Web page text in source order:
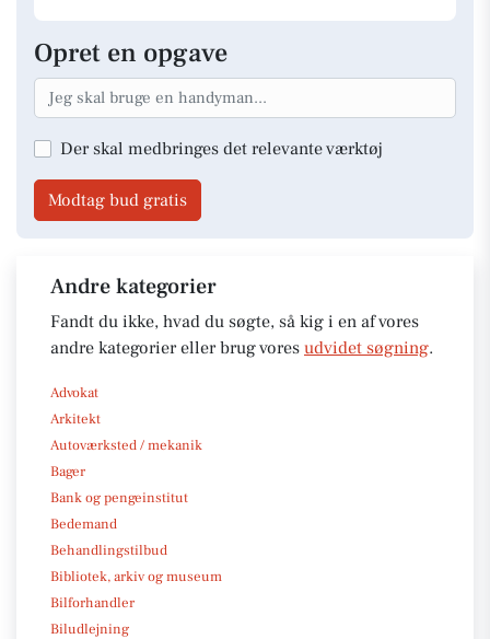
Opret en opgave
Der skal medbringes det relevante værktøj
Modtag bud gratis
Andre kategorier
Fandt du ikke, hvad du søgte, så kig i en af vores
andre kategorier eller brug vores udvidet søgning.
Advokat
Arkitekt
Autoværksted / mekanik
Bager
Bank og pengeinstitut
Bedemand
Behandlingstilbud
Bibliotek, arkiv og museum
Bilforhandler
Biludlejning